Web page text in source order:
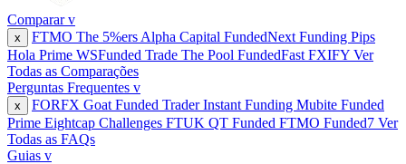
Compararv
x FTMO The 5%ers Alpha Capital FundedNext Funding Pips
Hola Prime WSFunded Trade The Pool FundedFast FXIFY Ver
Todas as Comparações
Perguntas Frequentes v
x FORFX Goat Funded TraderInstant Funding Mubite Funded
Prime Eightcap Challenges FTUK QT Funded FTMO Funded7 Ver
Todas as FAQs
Guias v